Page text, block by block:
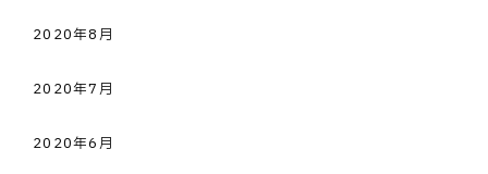
2020年8月
2020年7月
2020年6月